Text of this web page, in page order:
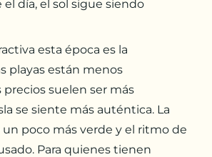
día, el sol sigue siendo
esta época es la
playas están menos
precios suelen ser más
se siente más auténtica. La
un poco más verde y el ritmo de
Para quienes tienen